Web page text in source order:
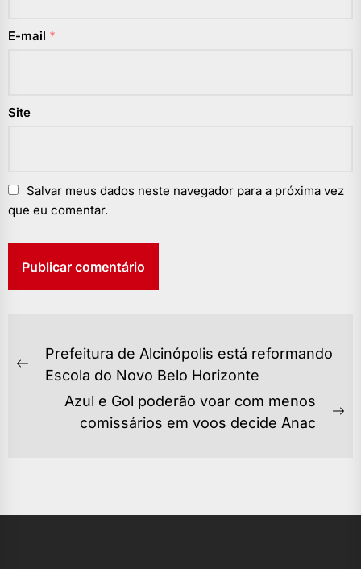
E-mail *
Site
Salvar meus dados neste navegador para a próxima vez
que eu comentar.
NAVEGAÇÃO
DEPrevious
Prefeitura de Alcinópolis está reformando
Escola do Novo Belo Horizonte
Azul e Gol poderão voar com menos
comissários em voos decide Anac